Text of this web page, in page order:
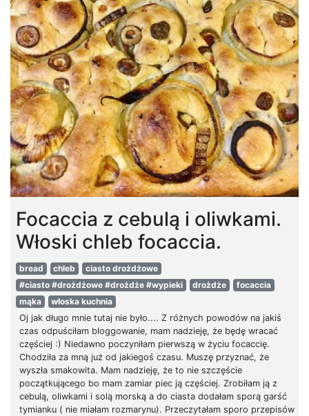
Focaccia z cebulą i oliwkami.
Włoski chleb focaccia.
bread chleb
ciasto drożdżowe
#ciasto #drożdżowe #drożdże #wypieki
drożdże
focaccia
mąka
włoska kuchnia
Oj jak długo mnie tutaj nie było.... Z różnych powodów na jakiś
czas odpuściłam bloggowanie, mam nadzieję, że będę wracać
częściej :) Niedawno poczyniłam pierwszą w życiu focaccię.
Chodziła za mną już od jakiegoś czasu. Muszę przyznać, że
wyszła smakowita. Mam nadzieję, że to nie szczęście
początkującego bo mam zamiar piec ją częściej. Zrobiłam ją z
cebulą, oliwkami i solą morską a do ciasta dodałam sporą garść
tymianku ( nie miałam rozmarynu). Przeczytałam sporo przepisów